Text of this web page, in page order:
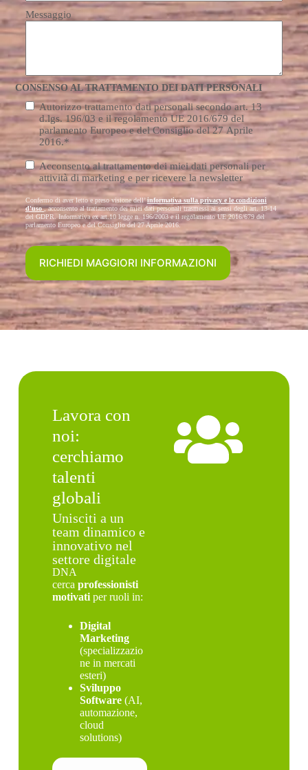
Messaggio
CONSENSO AL TRATTAMENTO DEI DATI PERSONALI
Consenso
trattamento*
Autorizzo trattamento dati personali secondo art. 13
d.lgs. 196/03 e il regolamento UE 2016/679 del
parlamento Europeo e del Consiglio del 27 Aprile
2016.*
Consenso
Marketing
Acconsento al trattamento dei miei dati personali per
attività di marketing e per ricevere la newsletter
Confermo di aver letto e preso visione dell’informativa sulla privacy e le condizioni
d'uso , acconsento al trattamento dei miei dati personali trasmessi ai sensi degli art. 13-14
del GDPR. Informativa ex art.10 legge n. 196/2003 e il regolamento UE 2016/679 del
parlamento Europeo e del Consiglio del 27 Aprile 2016.
Lavora con
noi:
cerchiamo
talenti
globali
Unisciti a un
team dinamico e
innovativo nel
settore digitale
DNA
cercaprofessionisti
motivati per ruoli in:
Digital
Marketing
(specializzazio
ne in mercati
esteri)
Sviluppo
Software(AI,
automazione,
cloud
solutions)